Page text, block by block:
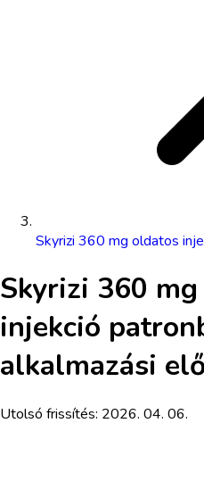
Skyrizi 360 mg oldatos
Skyrizi 360
injekció
alkalmazási
Utolsó frissítés: 2026. 04. 06.